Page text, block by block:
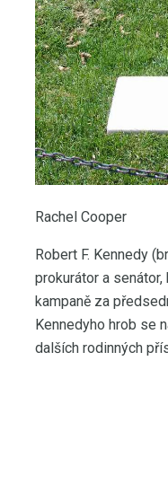
Rachel Cooper
Robert F. Kennedy
prokurátor a
kampaně za
Kennedyho hrob se
dalších rodinných